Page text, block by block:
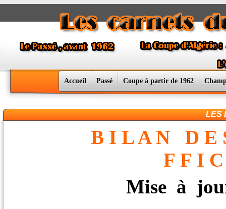
Accueil Passé Coupe á partir de 1962
LES
B I L A N D E
F F I
Mise à